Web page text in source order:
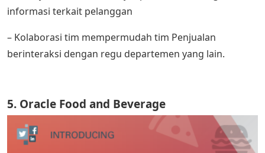
informasi terkait pelanggan
– Kolaborasi tim mempermudah tim Penjualan
berinteraksi dengan regu departemen yang lain.
5. Oracle Food and Beverage